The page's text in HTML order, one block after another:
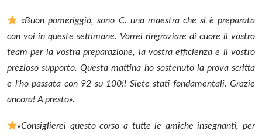
«Buon pomeriggio, sono C. una maestra che si è preparata
con voi in queste settimane. Vorrei ringraziare di cuore il vostro
team per la vostra preparazione, la vostra efficienza e il vostro
prezioso supporto.Questa mattina ho sostenuto la prova scritta
e l’ho passata con 92 su 100!! Siete stati fondamentali. Grazie
ancora! A presto».
«Consiglierei questo corso a tutte le amiche insegnanti, per